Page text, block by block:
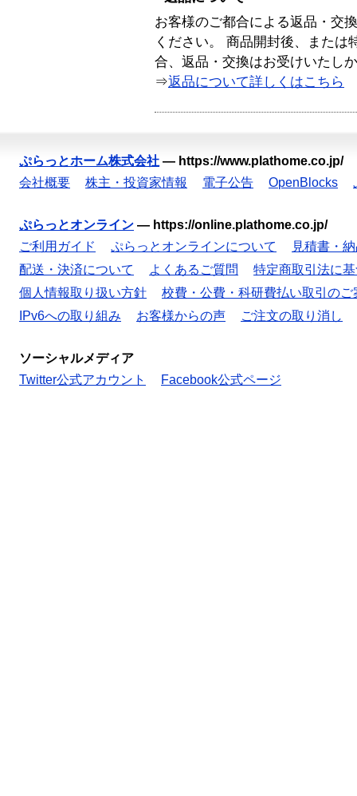
お客様のご都合による返品・交
ください。 商品開封後、または
合、返品・交換はお受けいたし
⇒返品について詳しくはこちら
ぷらっとホーム株式会社 — https://www.plathome.co.jp/
会社概要
株主・投資家情報 電子公告 OpenBlocks
ぷらっとオンライン — https://online.plathome.co.jp/
ご利用ガイド
ぷらっとオンラインについて
見積書・
配送・決済について
よくあるご質問
特定商取引法に
個人情報取り扱い方針
校費・公費・科研費払い取引のご
IPv6への取り組み
お客様からの声 ご注文の取り消し
ソーシャルメディア
Twitter公式アカウント
Facebook公式ページ